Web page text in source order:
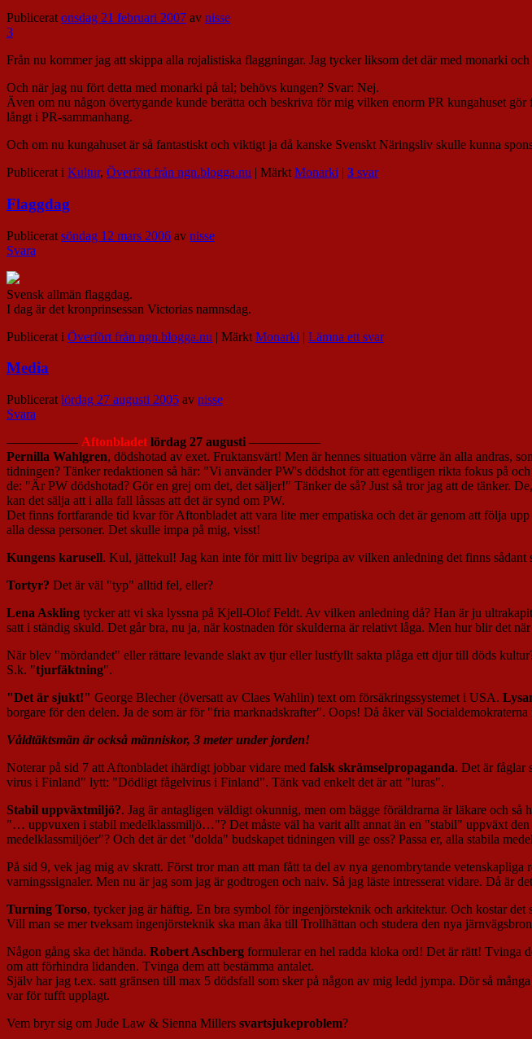
Publicerat onsdag 21 februari 2007 av nisse
3
Från nu kommer jag att skippa alla rojalistiska flaggningar. Jag tycker liksom det där med monarki
Och när jag nu fört detta med monarki på tal; behövs kungen? Svar: Nej.
Även om nu någon övertygande kunde berätta och beskriva för mig vilken enorm PR kungahuset
långt i PR-sammanhang.
Och om nu kungahuset är så fantastiskt och viktigt ja då kanske Svenskt Näringsliv skulle kunna
Publicerat i Kultur, Överfört från ngn.blogga.nu | Märkt Monarki | 3 svar
Flaggdag
Publicerat söndag 12 mars 2006 av nisse
Svara
Svensk allmän flaggdag.
I dag är det kronprinsessan Victorias namnsdag.
Publicerat i Överfört från ngn.blogga.nu | Märkt Monarki | Lämna ett svar
Media
Publicerat lördag 27 augusti 2005 av nisse
Svara
—————– Aftonbladet lördag 27 augusti —————–
Pernilla Wahlgren, dödshotad av exet. Fruktansvärt! Men är hennes situation värre än alla andras,
tidningen? Tänker redaktionen så här: "Vi använder PW's dödshot för att egentligen rikta fokus på
de: "Är PW dödshotad? Gör en grej om det, det säljer!" Tänker de så? Just så tror jag att de tänker.
kan det sälja att i alla fall låssas att det är synd om PW.
Det finns fortfarande tid kvar för Aftonbladet att vara lite mer empatiska och det är genom att följa
alla dessa personer. Det skulle impa på mig, visst!
Kungens karusell. Kul, jättekul! Jag kan inte för mitt liv begripa av vilken anledning det finns
Tortyr? Det är väl "typ" alltid fel, eller?
Lena Askling tycker att vi ska lyssna på Kjell-Olof Feldt. Av vilken anledning då? Han är ju
satt i ständig skuld. Det går bra, nu ja, när kostnaden för skulderna är relativt låga. Men hur blir det
När blev "mördandet" eller rättare levande slakt av tjur eller lustfyllt sakta plåga ett djur till döds
S.k. "tjurfäktning".
"Det är sjukt!" George Blecher (översatt av Claes Wahlin) text om försäkringssystemet i USA.
borgare för den delen. Ja de som är för "fria marknadskrafter". Oops! Då åker väl Socialdemokraterna
Våldtäktsmän är också människor, 3 meter under jorden!
Noterar på sid 7 att Aftonbladet ihärdigt jobbar vidare med falsk skrämselpropaganda. Det är fåglar
virus i Finland" lytt: "Dödligt fågelvirus i Finland". Tänk vad enkelt det är att "luras".
Stabil uppväxtmiljö?. Jag är antagligen väldigt okunnig, men om bägge föräldrarna är läkare och
"… uppvuxen i stabil medelklassmiljö…"? Det måste väl ha varit allt annat än en "stabil" uppväxt
medelklassmiljöer"? Och det är det "dolda" budskapet tidningen vill ge oss? Passa er, alla stabila
På sid 9, vek jag mig av skratt. Först tror man att man fått ta del av nya genombrytande vetenskapliga
varningssignaler. Men nu är jag som jag är godtrogen och naiv. Så jag läste intresserat vidare. Då är
Turning Torso, tycker jag är häftig. En bra symbol för ingenjörsteknik och arkitektur. Och kostar det
Vill man se mer tveksam ingenjörsteknik ska man åka till Trollhättan och studera den nya
Någon gång ska det hända. Robert Aschberg formulerar en hel radda kloka ord! Det är rätt! Tvinga
om att förhindra lidanden. Tvinga dem att bestämma antalet.
Själv har jag t.ex. satt gränsen till max 5 dödsfall som sker på någon av mig ledd jympa. Dör så
var för tufft upplagt.
Vem bryr sig om Jude Law & Sienna Millers svartsjukeproblem?